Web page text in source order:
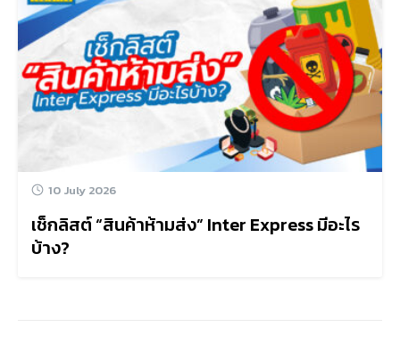
10 July 2026
เช็กลิสต์ “สินค้าห้ามส่ง” Inter Express มีอะไร
บ้าง?